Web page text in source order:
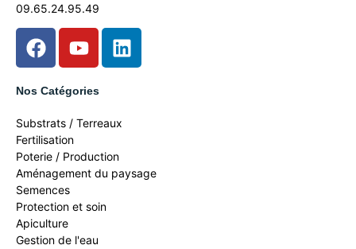
09.65.24.95.49
Nos Catégories
Substrats / Terreaux
Fertilisation
Poterie / Production
Aménagement du paysage
Semences
Protection et soin
Apiculture
Gestion de l'eau